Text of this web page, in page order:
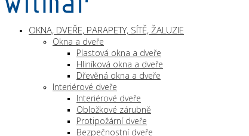
OKNA, DVEŘE, PARAPETY, SÍTĚ, ŽALUZIE
Okna a dveře
Plastová okna a dveře
Hliníková okna a dveře
Dřevěná okna a dveře
Interiérové dveře
Interiérové dveře
Obložkové zárubně
Protipožární dveře
Bezpečnostní dveře